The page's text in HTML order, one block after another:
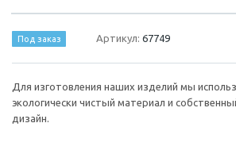
Под заказ Артикул:67749
Для изготовления наших изделий мы
экологически чистый материал и
дизайн.